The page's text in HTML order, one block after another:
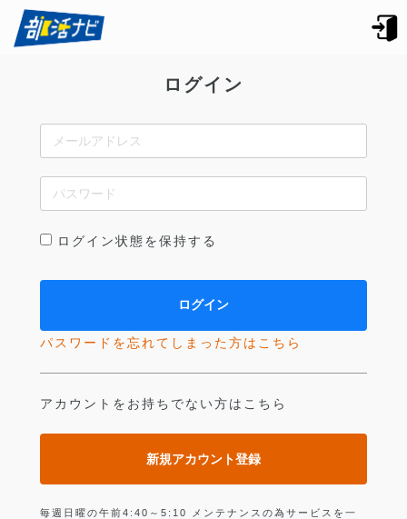
ログイン
ログイン状態を保持する
パスワードを忘れてしまった方はこちら
アカウントをお持ちでない方はこちら
新規アカウント登録
毎週日曜の午前4:40～5:10 メンテナンスの為サービスを一